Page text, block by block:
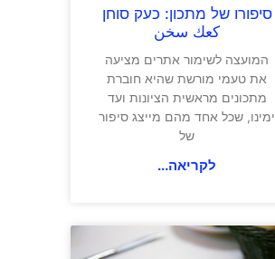
סיפורו של מתכון: כעק סוחן
كعك سخن
המועצה לשימור אתרים מציעה
את טעמי מורשת שהיא חוברת
מתכונים מראשית הציונות ועד
ימינו, שכל אחד מהם מייצג סיפור
של
לקריאה...